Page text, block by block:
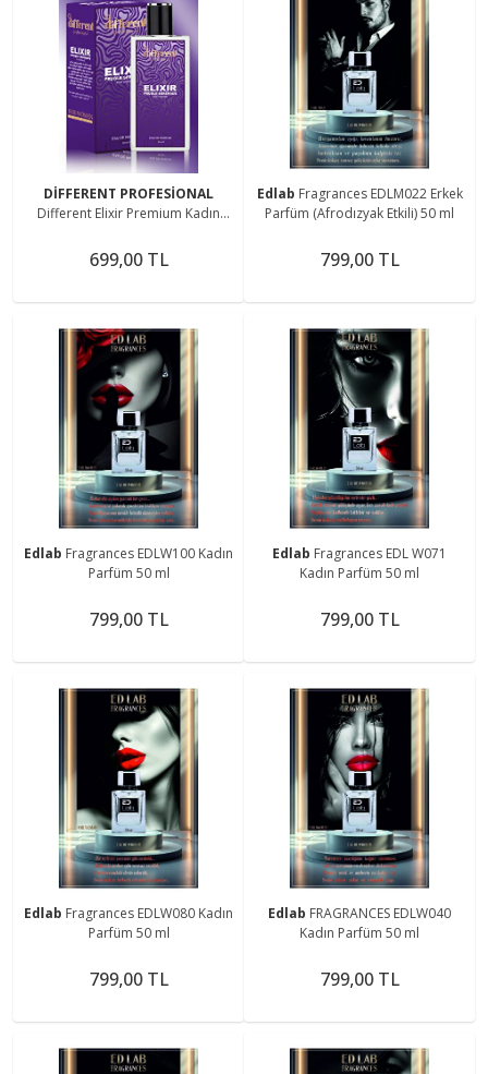
DİFFERENT PROFESİONAL
Different Elixir Premium Kadın
699,00 TL
Edlab Fragrances EDLM022 Erkek
Parfüm (Afrodızyak Etkili) 50 ml
799,00 TL
Edlab Fragrances EDLW100 Kadın
Parfüm 50 ml
799,00 TL
Edlab Fragrances EDL W071
Kadın Parfüm 50 ml
799,00 TL
Edlab Fragrances EDLW080 Kadın
Parfüm 50 ml
799,00 TL
Edlab FRAGRANCES EDLW040
Kadın Parfüm 50 ml
799,00 TL